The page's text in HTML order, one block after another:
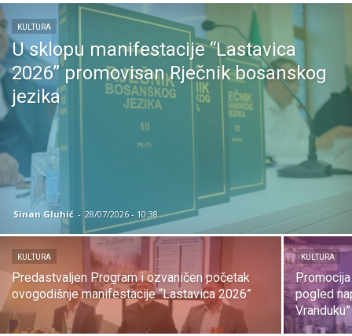
KULTURA
U sklopu manifestacije “Lastavica
2026” promovisan Rječnik bosanskog
jezika
Sinan Gluhić - 28/07/2026 - 10:38
KULTURA
Predastvaljen Program i ozvaničen početak
ovogodišnje manifestacije “Lastavica 2026”
KULTURA
pogled
Vranduku”